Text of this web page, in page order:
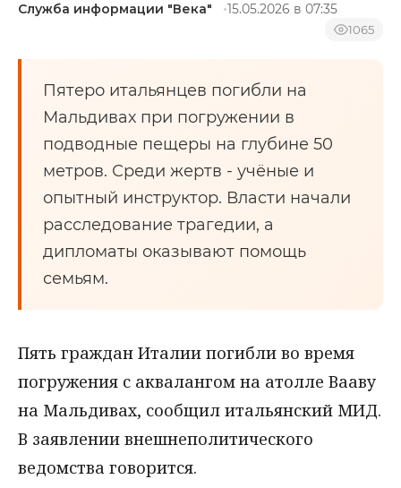
КУЛЬТУРА
НОВОСТИ
Служба информации "Века" 15.05.2026 в 07:35
1065
Пятеро итальянцев погибли на
Мальдивах при погружении в
подводные пещеры на глубине 50
метров. Среди жертв - учёные и
опытный инструктор. Власти начали
расследование трагедии, а
дипломаты оказывают помощь
семьям.
Пять граждан Италии погибли во время
погружения с аквалангом на атолле Вааву
на Мальдивах, сообщил итальянский МИД.
В заявлении внешнеполитического
ведомства говорится.